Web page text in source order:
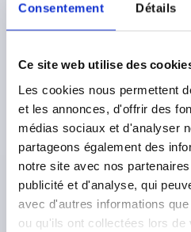
Consentement Détails
Ce site web utilise des
Les cookies nous permettent
et les annonces, d'offrir des
médias sociaux et d'analyser
partageons également des
notre site avec nos
publicité et d'analyse, qui
avec d'autres informations
ou qu'ils ont collectées lors de
ANSCHRAUBBAR/
MODÈLE 2=SANS RONDELLE
MATÉRIAU DU CORPS DE
SURFACE DU CORPS DE
TYPE DE FIXATION DE
SOUDABLE
LE MODÈLE=AUTOBLOQUANT
LE MODÈLE=AVEC BOULON
MATÉRIAU DE LA TIGE=ACIER